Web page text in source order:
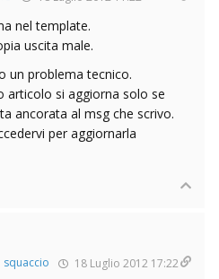
nel template.
uscita male.
un problema tecnico.
articolo si aggiorna solo se
ancorata al msg che scrivo.
per aggiornarla
squaccio 18 Luglio 2012 17:22